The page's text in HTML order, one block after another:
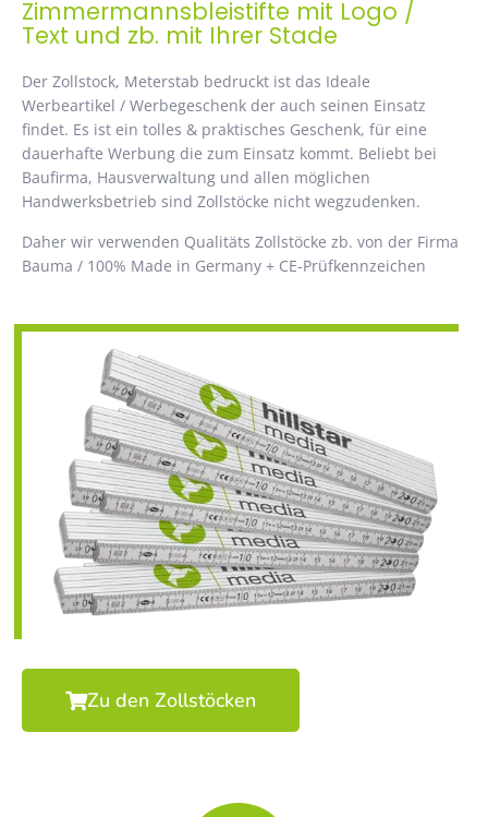
Zimmermannsbleistifte mit Logo /
Text und zb. mit Ihrer Stade
Der Zollstock, Meterstab bedruckt ist das Ideale
Werbeartikel / Werbegeschenk der auch seinen Einsatz
findet. Es ist ein tolles & praktisches Geschenk, für eine
dauerhafte Werbung die zum Einsatz kommt. Beliebt bei
Baufirma, Hausverwaltung und allen möglichen
Handwerksbetrieb sind Zollstöcke nicht wegzudenken.
Daher wir verwenden Qualitäts Zollstöcke zb. von der Firma
Bauma / 100% Made in Germany + CE-Prüfkennzeichen
Zu den Zollstöcken